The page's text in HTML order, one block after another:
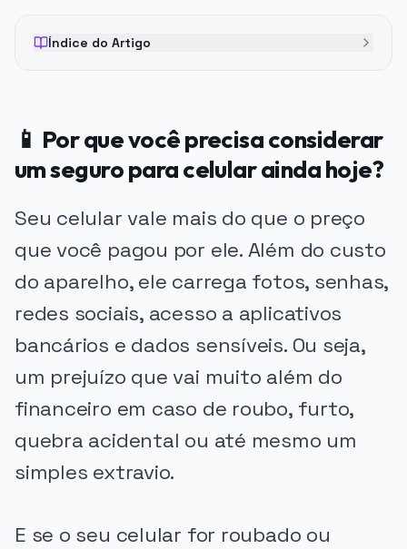
Índice do Artigo
📱 Por que você precisa considerar
um seguro para celular ainda hoje?
Seu celular vale mais do que o preço
que você pagou por ele. Além do custo
do aparelho, ele carrega fotos, senhas,
redes sociais, acesso a aplicativos
bancários e dados sensíveis. Ou seja,
um prejuízo que vai muito além do
financeiro em caso de roubo, furto,
quebra acidental ou até mesmo um
simples extravio.
E se o seu celular for roubado ou